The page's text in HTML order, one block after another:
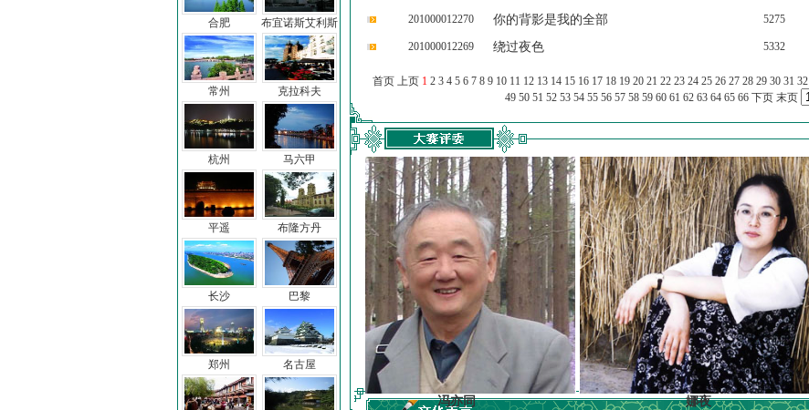
合肥
常州
杭州
平遥
长沙
郑州
布宜诺斯艾利斯
克拉科夫
马六甲
布隆方丹
巴黎
名古屋
201000012270 你的背影是我的全部 5275
201000012269 绕过夜色 5332
首页 上页 1 2 3 4 5 6 7 8 9 10 11 12 13 14 15 16 17 18 19 20 21 22 23 24 25 26 27 28 29 30 31 32
49 50 51 52 53 54 55 56 57 58 59 60 61 62 63 64 65 66 下页 末页
冯亦同 娜夜